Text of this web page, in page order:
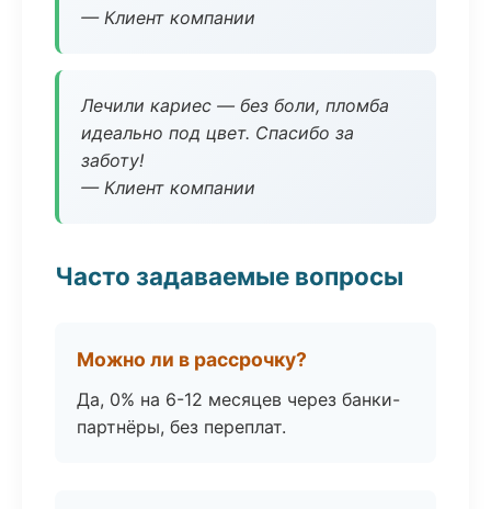
— Клиент компании
Лечили кариес — без боли, пломба
идеально под цвет. Спасибо за
заботу!
— Клиент компании
Часто задаваемые вопросы
Можно ли в рассрочку?
Да, 0% на 6-12 месяцев через банки-
партнёры, без переплат.